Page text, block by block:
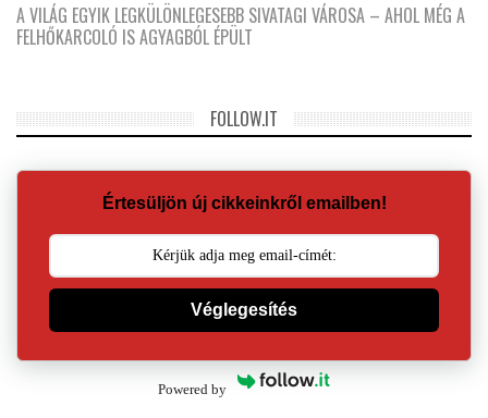
A VILÁG EGYIK LEGKÜLÖNLEGESEBB SIVATAGI VÁROSA – AHOL MÉG A
FELHŐKARCOLÓ IS AGYAGBÓL ÉPÜLT
FOLLOW.IT
Értesüljön új cikkeinkről emailben!
Véglegesítés
Powered by